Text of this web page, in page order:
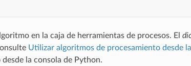
en la caja de herramientas de procesos. El
Utilizar algoritmos de procesamiento desde
la consola de Python.